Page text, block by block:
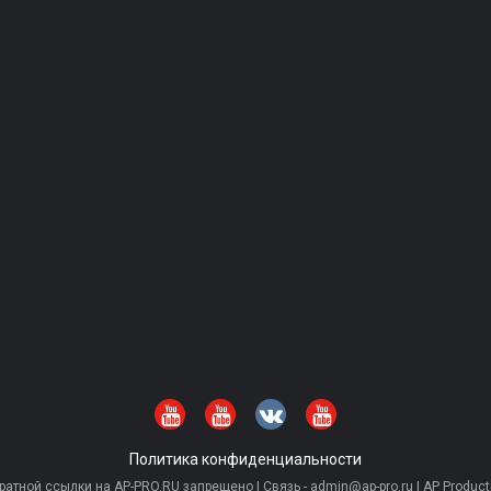
Политика конфиденциальности
ссылки на AP-PRO.RU запрещено | Связь - admin@ap-pro.ru | AP